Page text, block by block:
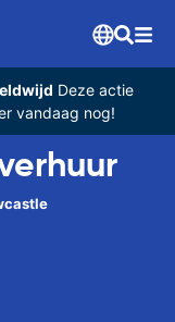
Deze actie
vandaag nog!